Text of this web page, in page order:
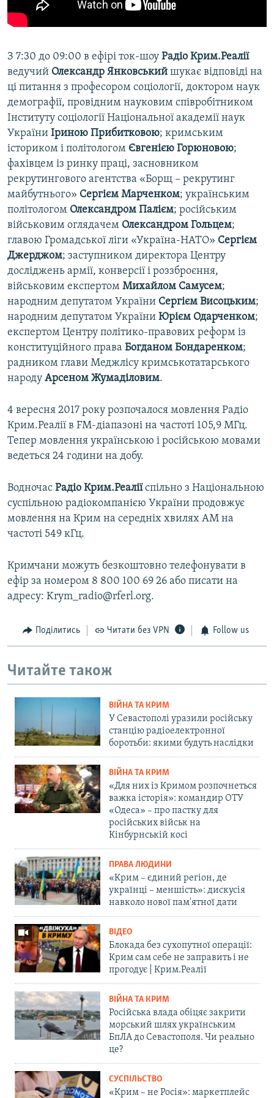
З 7:30 до 09:00 в ефірі ток-шоу Радіо Крим.Реалії
ведучий Олександр Янковський шукає відповіді на
ці питання з професором соціології, доктором наук
демографії, провідним науковим співробітником
Інституту соціології Національної академії наук
України Іриною Прибитковою; кримським
істориком і політологом Євгенією Горюновою;
фахівцем із ринку праці, засновником
рекрутингового агентства «Борщ – рекрутинг
майбутнього» Сергієм Марченком; українським
політологом Олександром Палієм; російським
військовим оглядачем Олександром Гольцем;
главою Громадської ліги «Україна-НАТО» Сергієм
Джерджом; заступником директора Центру
досліджень армії, конверсії і роззброєння,
військовим експертом Михайлом Самусем;
народним депутатом України Сергієм Висоцьким;
народним депутатом України Юрієм Одарченком;
експертом Центру політико-правових реформ із
конституційного права Богданом Бондаренком;
радником глави Меджлісу кримськотатарського
народу Арсеном Жумаділовим.
4 вересня 2017 року розпочалося мовлення Радіо
Крим.Реалії в FM-діапазоні на частоті 105,9 МГц.
Тепер мовлення українською і російською мовами
ведеться 24 години на добу.
Водночас Радіо Крим.Реаліїспільно з Національною
суспільною радіокомпанією України продовжує
мовлення на Крим на середніх хвилях АМ на
частоті 549 кГц.
Кримчани можуть безкоштовно телефонувати в
ефір за номером 8 800 100 69 26 або писати на
адресу: Krym_radio@rferl.org.
Поділитись Читати без VPN Follow us
Читайте також
ВІЙНА ТА КРИМ
У Севастополі уразили російську
станцію радіоелектронної
боротьби: якими будуть наслідки
ВІЙНА ТА КРИМ
«Для них із Кримом розпочнеться
важка історія»: командир ОТУ
«Одеса» – про пастку для
російських військ на
Кінбурнській косі
ПРАВА ЛЮДИНИ
«Крим – єдиний регіон, де
українці – меншість»: дискусія
навколо нової пам'ятної дати
ВІДЕО
Блокада без сухопутної операції:
Крим сам себе не заправить і не
прогодує | Крим.Реалії
ВІЙНА ТА КРИМ
Російська влада обіцяє закрити
морський шлях українським
БпЛА до Севастополя. Чи реально
це?
СУСПІЛЬСТВО
«Крим – не Росія»: маркетплейс